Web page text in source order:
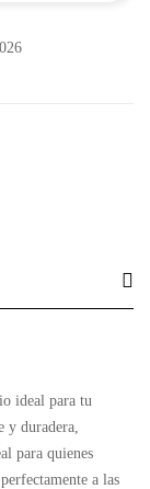
ideal para tu
y duradera,
para quienes
a las